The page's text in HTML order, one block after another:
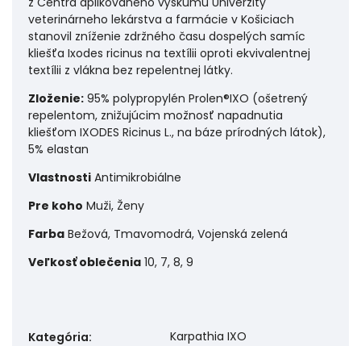
veterinárneho lekárstva a farmácie v Košiciach
stanovil zníženie zdržného času dospelých samíc
kliešťa Ixodes ricinus na textílii oproti ekvivalentnej
textílii z vlákna bez repelentnej látky.
Zloženie: 95% polypropylén Prolen®IXO (ošetrený
repelentom, znižujúcim možnosť napadnutia
kliešťom IXODES Ricinus L., na báze prírodných látok),
5% elastan
Vlastnosti Antimikrobiálne
Pre koho Muži, Ženy
Farba Bežová, Tmavomodrá, Vojenská zelená
Veľkosť oblečenia 10, 7, 8, 9
Kategória:
Karpathia IXO